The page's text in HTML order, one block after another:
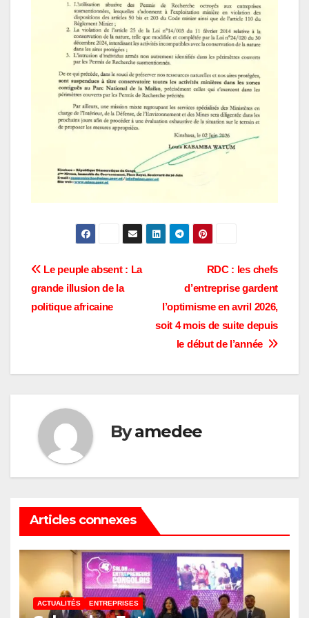
Navigation
de
RDC : les chefs
d’entreprise gardent
l’optimisme en avril 2026,
soit 4 mois de suite depuis
le début de l’année
Le peuple absent : La
grande illusion de la
politique africaine
Byamedee
Articles connexes
ACTUALITÉS ENTREPRISES